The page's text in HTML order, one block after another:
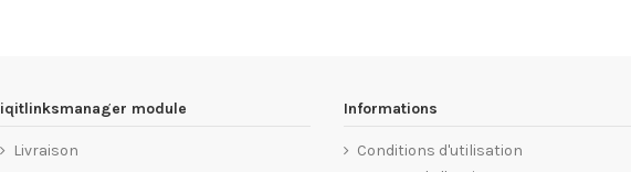
iqitlinksmanager module
Livraison
Informations
Conditions d'utilisation